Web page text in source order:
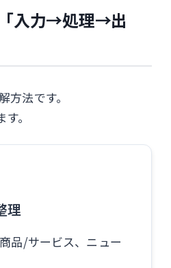
入力→処理→出
法です。
。
理
品/サービス、ニュー